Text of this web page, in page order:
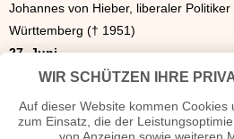
Johannes von Hieber, liberaler
Württemberg († 1951)
27. Juni
Johann Puch, österreichischer